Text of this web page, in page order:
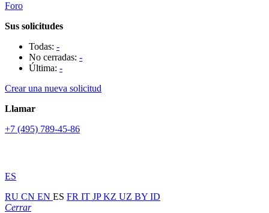
Foro
Sus solicitudes
Todas: -
No cerradas: -
Última: -
Crear una nueva solicitud
Llamar
+7 (495) 789-45-86
ES
RU CN EN ES FR IT JPKZ UZ BY ID
Cerrar